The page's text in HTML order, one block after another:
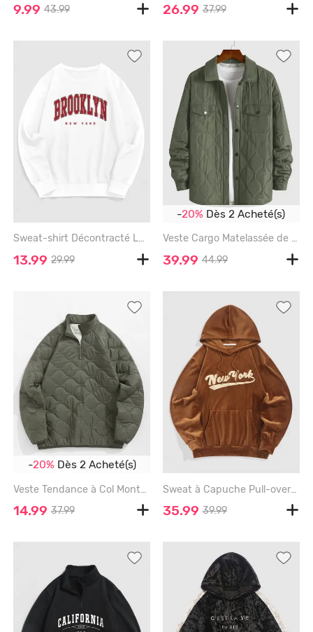
9.99 43.99 26.99 37.99
Sweat-shirt Décontracté Lettre BROOKLYN - WHITE - XL
13.99 29.99
-20% Dès 2 Acheté(s)
Veste Cargo Matelassée de Couleur Unie avec Poches à Rabat et Boutons de Pression pour Hommes - GREEN - XXL
39.99 44.99
-20% Dès 2 Acheté(s)
Veste Tendance à Col Montant de Couleur Unie à Manches Longues et Fermeture Éclair - GREEN - XXL
14.99 37.99
Sweat à Capuche Pull-over Brodé Fourré avec Poche Kangourou en Laine - COFFEE - XL
35.99 39.99